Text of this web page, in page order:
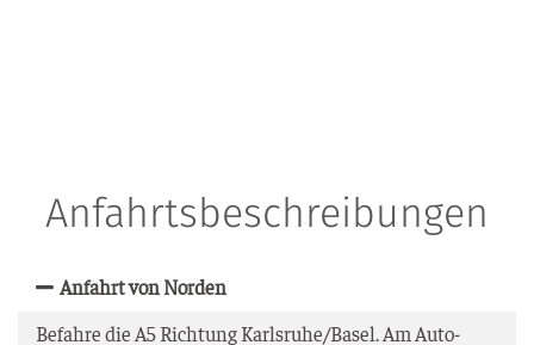
Anfahrtsbeschreibungen
Anfahrt von Norden
Befah­re die A5 Rich­tung Karlsruhe/Basel. Am Auto­